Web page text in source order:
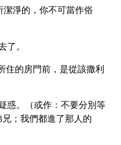
淨的，你不可當作俗
。
住的房門前，是從該撒利
惑。（或作：不要分別等
；我們都進了那人的